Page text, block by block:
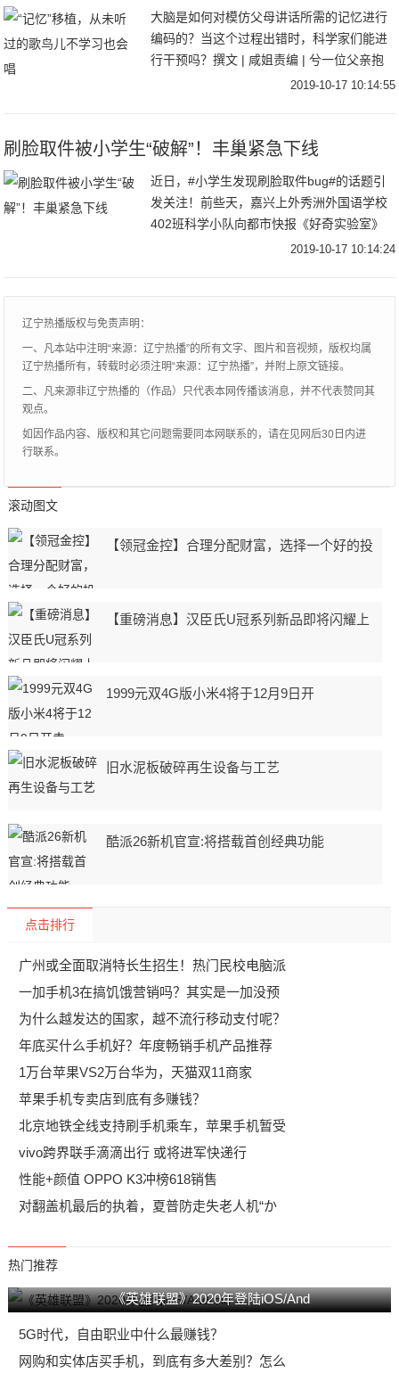
大脑是如何对模仿父母讲话所需的记忆进行
编码的？当这个过程出错时，科学家们能进
行干预吗？撰文 | 咸姐责编 | 兮一位父亲抱
着他刚出生的宝宝，他们的脸只有几英寸的
2019-10-17 10:14:55
刷脸取件被小学生“破解”！丰巢紧急下线
近日，#小学生发现刷脸取件bug#的话题引
发关注！前些天，嘉兴上外秀洲外国语学校
402班科学小队向都市快报《好奇实验室》
报料：他们在一次课外科学实验中发现，只
2019-10-17 10:14:24
辽宁热播版权与免责声明：
一、凡本站中注明“来源：辽宁热播”的所有文字、图片和音视频，版权均属
辽宁热播所有，转载时必须注明“来源：辽宁热播”，并附上原文链接。
二、凡来源非辽宁热播的（作品）只代表本网传播该消息，并不代表赞同其
观点。
如因作品内容、版权和其它问题需要同本网联系的，请在见网后30日内进
行联系。
滚动图文
【领冠金控】合理分配财富，选择一个好的投
【重磅消息】汉臣氏U冠系列新品即将闪耀上
1999元双4G版小米4将于12月9日开
旧水泥板破碎再生设备与工艺
酷派26新机官宣:将搭载首创经典功能
点击排行
广州或全面取消特长生招生！热门民校电脑派
一加手机3在搞饥饿营销吗？其实是一加没预
为什么越发达的国家，越不流行移动支付呢？
年底买什么手机好？年度畅销手机产品推荐
1万台苹果VS2万台华为，天猫双11商家
苹果手机专卖店到底有多赚钱？
北京地铁全线支持刷手机乘车，苹果手机暂受
vivo跨界联手滴滴出行 或将进军快递行
性能+颜值 OPPO K3冲榜618销售
对翻盖机最后的执着，夏普防走失老人机“か
热门推荐
《英雄联盟》2020年登陆iOS/And
5G时代，自由职业中什么最赚钱？
网购和实体店买手机，到底有多大差别？怎么